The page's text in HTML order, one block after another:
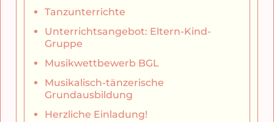
Tanzunterrichte
Unterrichtsangebot: Eltern-Kind-
Gruppe
Musikwettbewerb BGL
Musikalisch-tänzerische
Grundausbildung
Herzliche Einladung!